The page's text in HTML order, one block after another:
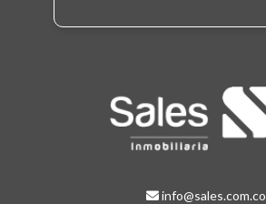
info@sales.com.co